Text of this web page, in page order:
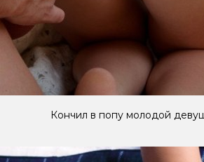
Кончил в попу молодой